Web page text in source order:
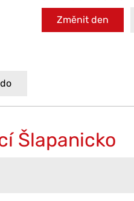
Změnit den
Šlapanicko